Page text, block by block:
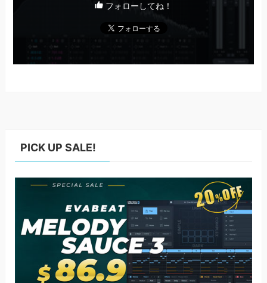
フォローしてね！
PICK UP SALE!